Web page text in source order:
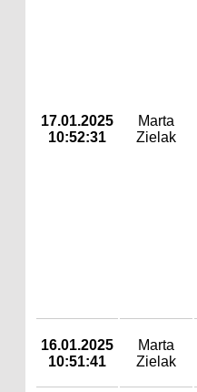
17.01.2025
10:52:31
Marta
Zielak
16.01.2025
10:51:41
Marta
Zielak